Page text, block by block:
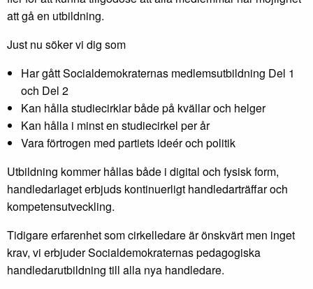
att gå en utbildning.
Just nu söker vi dig som
Har gått Socialdemokraternas medlemsutbildning Del 1
och Del 2
Kan hålla studiecirklar både på kvällar och helger
Kan hålla i minst en studiecirkel per år
Vara förtrogen med partiets ideér och politik
Utbildning kommer hållas både i digital och fysisk form,
handledarlaget erbjuds kontinuerligt handledarträffar och
kompetensutveckling.
Tidigare erfarenhet som cirkelledare är önskvärt men inget
krav, vi erbjuder Socialdemokraternas pedagogiska
handledarutbildning till alla nya handledare.